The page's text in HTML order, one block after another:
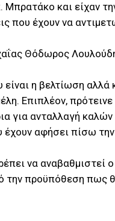
και είχαν
που έχουν να
Θόδωρος
η βελτίωση αλλά
Επιπλέον,
για ανταλλαγή
έχουν αφήσει πίσω
να αναβαθμιστεί
την προϋπόθεση πως